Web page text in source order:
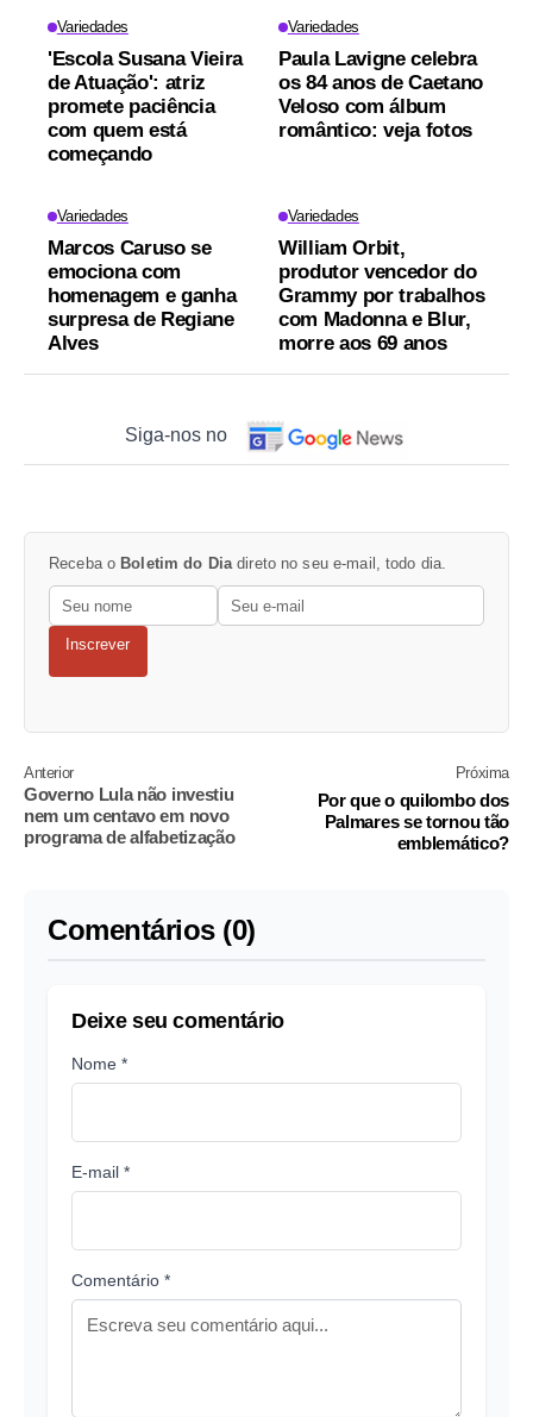
Variedades
'Escola Susana Vieira
de Atuação': atriz
promete paciência
com quem está
começando
Variedades
Paula Lavigne celebra
os 84 anos de Caetano
Veloso com álbum
romântico: veja fotos
Variedades
Marcos Caruso se
emociona com
homenagem e ganha
surpresa de Regiane
Alves
Variedades
William Orbit,
produtor vencedor do
Grammy por trabalhos
com Madonna e Blur,
morre aos 69 anos
Siga-nos no
Receba o Boletim do Dia direto no seu e-mail, todo dia.
Inscrever
Anterior
Governo Lula não investiu
nem um centavo em novo
programa de alfabetização
Próxima
Por que o quilombo dos
Palmares se tornou tão
emblemático?
Comentários (0)
Deixe seu comentário
Nome *
E-mail *
Comentário *